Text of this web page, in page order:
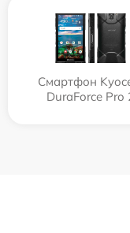
Смартфон
DuraForce Pro